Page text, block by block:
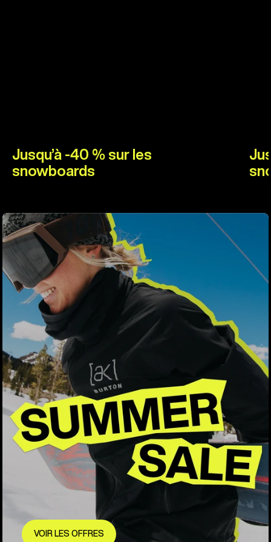
Jusqu’à -40 % sur les
snowboards
VOIR LES OFFRES